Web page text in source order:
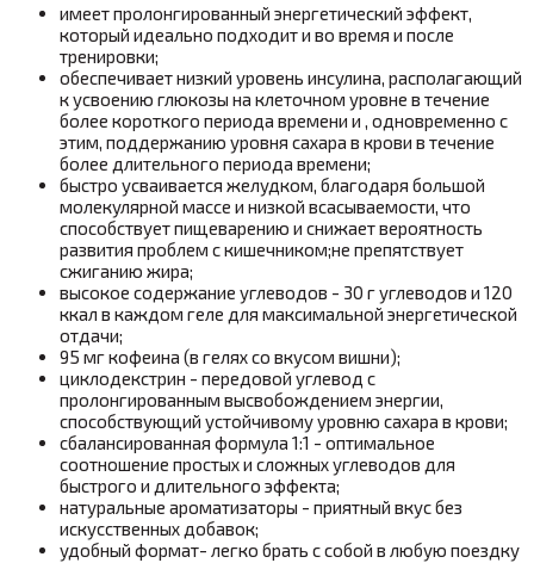
имеет пролонгированный энергетический эффект,
который идеально подходит и во время и после
тренировки;
обеспечивает низкий уровень инсулина, располагающий
к усвоению глюкозы на клеточном уровне в течение
более короткого периода времени и , одновременно с
этим, поддержанию уровня сахара в крови в течение
более длительного периода времени;
быстро усваивается желудком, благодаря большой
молекулярной массе и низкой всасываемости, что
способствует пищеварению и снижает вероятность
развития проблем с кишечником;не препятствует
сжиганию жира;
высокое содержание углеводов - 30 г углеводов и 120
ккал в каждом геле для максимальной энергетической
отдачи;
95 мг кофеина (в гелях со вкусом вишни);
циклодекстрин - передовой углевод с
пролонгированным высвобождением энергии,
способствующий устойчивому уровню сахара в крови;
сбалансированная формула 1:1 - оптимальное
соотношение простых и сложных углеводов для
быстрого и длительного эффекта;
натуральные ароматизаторы - приятный вкус без
искусственных добавок;
удобный формат- легко брать с собой в любую поездку